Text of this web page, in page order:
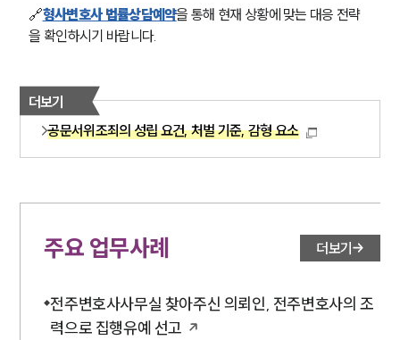
🔗형사변호사 법률상담예약을 통해 현재 상황에 맞는 대응 전략
을 확인하시기 바랍니다.
더보기
공문서위조죄의 성립 요건, 처벌 기준, 감형 요소
주요 업무사례 더보기
전주변호사사무실 찾아주신 의뢰인, 전주변호사의 조
력으로 집행유예 선고